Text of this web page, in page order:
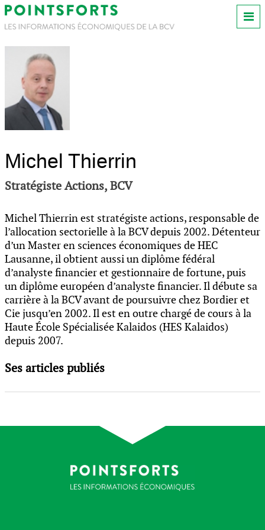
Michel Thierrin
Stratégiste Actions, BCV
Michel Thierrin est stratégiste actions, responsable de
l’allocation sectorielle à la BCV depuis 2002. Détenteur
d’un Master en sciences économiques de HEC
Lausanne, il obtient aussi un diplôme fédéral
d’analyste financier et gestionnaire de fortune, puis
un diplôme européen d’analyste financier. Il débute sa
carrière à la BCV avant de poursuivre chez Bordier et
Cie jusqu’en 2002. Il est en outre chargé de cours à la
Haute École Spécialisée Kalaidos (HES Kalaidos)
depuis 2007.
Ses articles publiés